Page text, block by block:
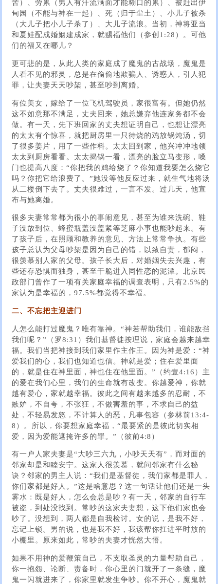
苦）、劳累（男人有汗流满面才能糊口的累）、被赶出伊
甸园（不能与神在一起）、死（归于尘土）、小儿子被杀
（大儿子把小儿子杀了）、大儿子流浪。当初，神将亚当
和夏娃配成婚姻建成家，就赐福他们（参创1:28）。可他
们的福又在哪儿？
更可悲的是，从此人类的家庭成了魔鬼的古战场，魔鬼是
人看不见的邪灵，总是在偷偷地欺骗人、诱惑人，引人犯
罪，让夫妻天天吵架，甚至吵到离婚。
有位美女，嫁给了一位飞机驾驶员，家很富有。但她仍然
这不如意那不满足，丈夫回来，她总嫌弃他连家务都不会
做。有一天，先下班回家的丈夫想证明自己，也想让漂亮
的太太有个惊喜，就把厨房里一只待烧的鸡放锅炖汤，切
了很多姜片，用了一些作料。太太回到家，他兴冲冲地领
太太到厨房看看。太太揭锅一看，漂亮的脸立马变形，嗓
门也提高八度：“你把我的鸡给烧了？你知道我要怎么烧它
吗？你把它给浪费了。”她没等他反应过来，就生气地将汤
从二楼倒下去了。丈夫很难过，一言不发。过几天，他宣
布与她离婚。
很多夫妻常常都为很小的事闹意见，甚至为谁来洗碗、鞋
子没放到位、蜂蜜瓶盖没盖紧等芝麻小事也能吵起来。有
了孩子后，在照顾和教养的意见、方法上常常争执。有些
孩子总认为父母吵架是因为自己的错，以致自责，郁闷，
很羡慕别人家的父母。孩子长大后，对婚姻失去兴趣，有
些还存恐惧而独身，甚至干脆进入同性恋的泥潭。北京民
政部门曾作了一项有关家庭幸福的调查表明，只有2.5%的
家认为是幸福的，97.5%都觉得不幸福。
二、不忘把主迎进门
人怎么能打过魔鬼？唯有靠神。“神若帮助我们，谁能敌挡
我们呢？”（罗8:31）我们基督徒按理说，家庭会越来越幸
福。我们当把神接到我们家里作主作王。因为神是爱：“神
爱我们的心，我们也知道也信。神就是爱；住在爱里面
的，就是住在神里面，神也住在他里面。”（约壹4:16）主
的爱在我们心里，我们的生命就有改变。你越爱神，你就
越有爱心，家就越幸福。彼此之间有越来越多的忍耐，不
嫉妒，不自夸，不张狂，不做害羞的事，不求自己的益
处，不轻易发怒，不计算人的恶，凡事包容（参林前13:4-
8）。所以，你要想家庭幸福，“最要紧的是彼此切实相
爱，因为爱能遮掩许多的罪。”（彼前4:8）
有一户人家夫妻是“大吵三六九，小吵天天有”，而对面的
邻家却是和睦安宁。这家人很羡慕，就问邻家有什么秘
诀？邻家的男主人说：“我们是基督徒，我们家都是罪人，
你们家都是好人。”这是啥意思？这一句话让他们还是一头
雾水：既是好人，怎么会总是吵？有一天，邻家的自行车
被盗，到处没找到。常吵的这家夫妻想，这下他们家也会
吵了。没想到，两人都是自我检讨。女的说，是我不好，
忘记上锁。男的说，也是我不好，我该帮你扛进平时放的
小棚里。原来如此，常吵的夫妻才恍然大悟。
如果不用神的爱鞭策自己，不支取圣灵的力量帮助自己，
你一抱怨、论断、责备时，你心里的门就开了一条缝，魔
鬼一闪就进来了，你家里就发生争吵。你不开心，魔鬼就